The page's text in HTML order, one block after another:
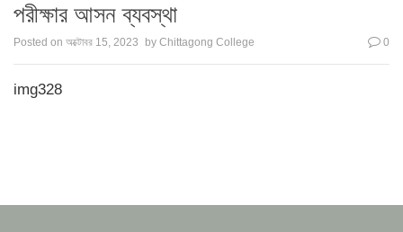
পরীক্ষার আসন ব্যবস্থা
Posted on অক্টোবর 15, 2023 by Chittagong College 0
img328